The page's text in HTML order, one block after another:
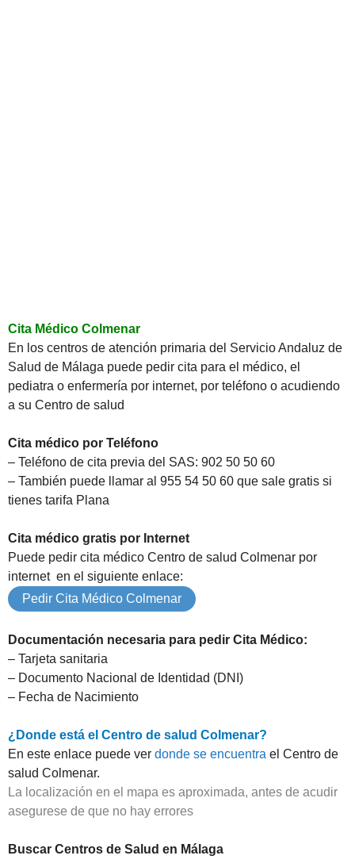
Cita Médico Colmenar
En los centros de atención primaria del Servicio Andaluz de
Salud de Málaga puede pedir cita para el médico, el
pediatra o enfermería por internet, por teléfono o acudiendo
a su Centro de salud
Cita médico por Teléfono
– Teléfono de cita previa del SAS: 902 50 50 60
– También puede llamar al 955 54 50 60 que sale gratis si
tienes tarifa Plana
Cita médico gratis por Internet
Puede pedir cita médico Centro de salud Colmenar por
internet en el siguiente enlace:
Pedir Cita Médico Colmenar
Documentación necesaria para pedir Cita Médico:
– Tarjeta sanitaria
– Documento Nacional de Identidad (DNI)
– Fecha de Nacimiento
¿Donde está el Centro de salud Colmenar?
En este enlace puede ver donde se encuentra el Centro de
salud Colmenar.
La localización en el mapa es aproximada, antes de acudir
asegurese de que no hay errores
Buscar Centros de Salud en Málaga